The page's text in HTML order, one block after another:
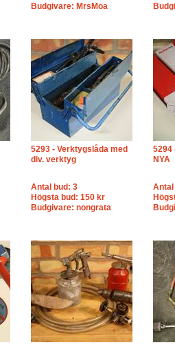
Budgivare: MrsMoa
5293 - Verktygslåda med
div. verktyg
Antal bud: 3
Högsta bud: 150 kr
Budgivare: nongrata
5294
NYA
Antal